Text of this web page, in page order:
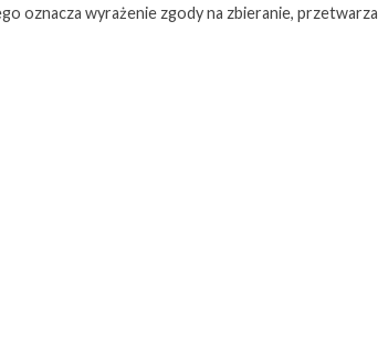
To Jakiś Kosmos!
oznacza wyrażenie zgody na zbieranie,